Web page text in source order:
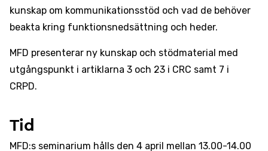
kunskap om kommunikationsstöd och vad de behöver
beakta kring funktionsnedsättning och heder.
MFD presenterar ny kunskap och stödmaterial med
utgångspunkt i artiklarna 3 och 23 i CRC samt 7 i
CRPD.
Tid
MFD:s seminarium hålls den 4 april mellan 13.00-14.00